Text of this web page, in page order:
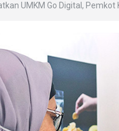
UMKM Go Digital,